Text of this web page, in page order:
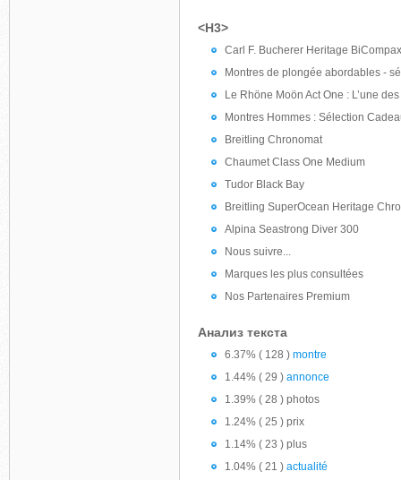
<H3>
Carl F. Bucherer Heritage
Montres de plongée abordables -
Le Rhöne Moön Act One : L’une
Montres Hommes : Sélection
Breitling Chronomat
Chaumet Class One Medium
Tudor Black Bay
Breitling SuperOcean Heritage
Alpina Seastrong Diver 300
Nous suivre...
Marques les plus consultées
Nos Partenaires Premium
Анализ текста
6.37% ( 128 ) montre
1.44% ( 29 ) annonce
1.39% ( 28 ) photos
1.24% ( 25 ) prix
1.14% ( 23 ) plus
1.04% ( 21 ) actualité